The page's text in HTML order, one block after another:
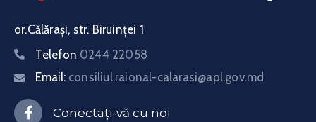
or.Călărași, str. Biruinței 1
Telefon 0244 22058
Email: consiliul.raional-calarasi@apl.gov.md
Conectați-vă cu noi